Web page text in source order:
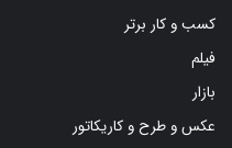
کسب و کار برتر
فیلم
بازار
عکس و طرح و کاریکاتور